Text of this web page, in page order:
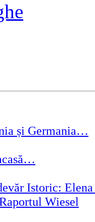
și Germania…
Istoric:
Wiesel